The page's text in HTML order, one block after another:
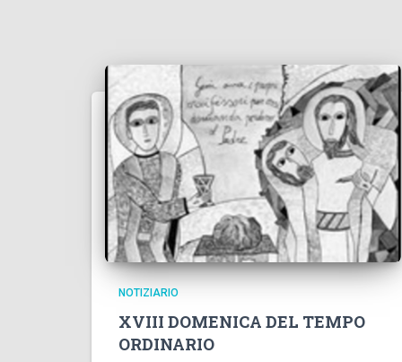
NOTIZIARIO
XVIII DOMENICA DEL TEMPO
ORDINARIO